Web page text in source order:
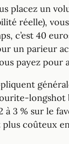
placez un
réelle),
c’est 40
un parieur
payez pour
3 % sur le
coûteux